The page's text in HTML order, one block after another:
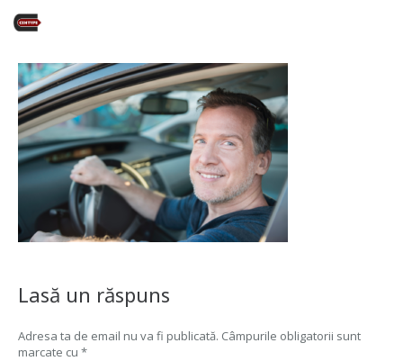
Lasă un răspuns
Adresa ta de email nu va fi publicată. Câmpurile obligatorii sunt
marcate cu *